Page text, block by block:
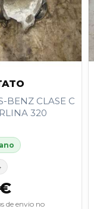
BENZ CLASE C
320
de envio no